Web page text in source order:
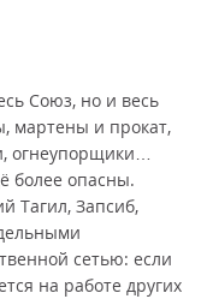
Союз, но и весь
мартены и прокат,
огнеупорщики…
более опасны.
Тагил, Запсиб,
сетью: если
на работе других